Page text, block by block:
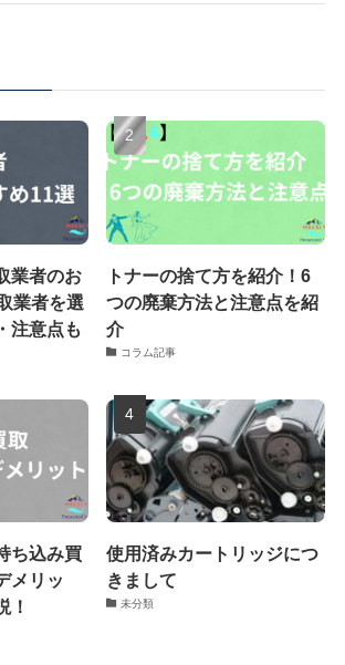
業者のお
業者を選
注意点も
トナーの捨て方を紹介！6
つの廃棄方法と注意点を紹
介
コラム記事
ち込み買
メリッ
！
使用済みカートリッジにつ
きまして
未分類